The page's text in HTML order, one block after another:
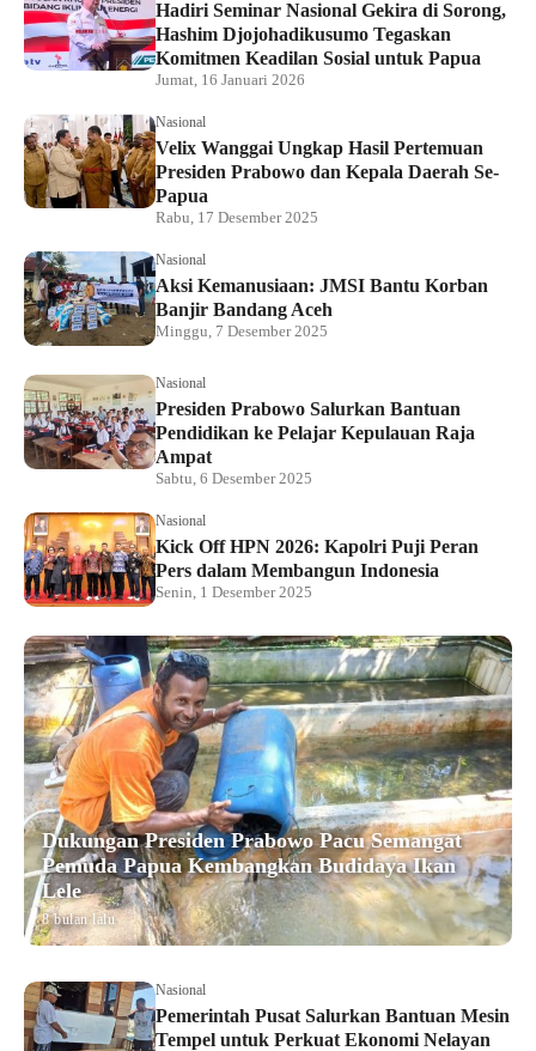
Hadiri Seminar Nasional Gekira di Sorong,
Hashim Djojohadikusumo Tegaskan
Komitmen Keadilan Sosial untuk Papua
Jumat, 16 Januari 2026
Nasional
Velix Wanggai Ungkap Hasil Pertemuan
Presiden Prabowo dan Kepala Daerah Se-
Papua
Rabu, 17 Desember 2025
Nasional
Aksi Kemanusiaan: JMSI Bantu Korban
Banjir Bandang Aceh
Minggu, 7 Desember 2025
Nasional
Presiden Prabowo Salurkan Bantuan
Pendidikan ke Pelajar Kepulauan Raja
Ampat
Sabtu, 6 Desember 2025
Nasional
Kick Off HPN 2026: Kapolri Puji Peran
Pers dalam Membangun Indonesia
Senin, 1 Desember 2025
Dukungan Presiden Prabowo Pacu Semangat
Pemuda Papua Kembangkan Budidaya Ikan
Lele
8 bulan lalu
Nasional
Pemerintah Pusat Salurkan Bantuan Mesin
Tempel untuk Perkuat Ekonomi Nelayan